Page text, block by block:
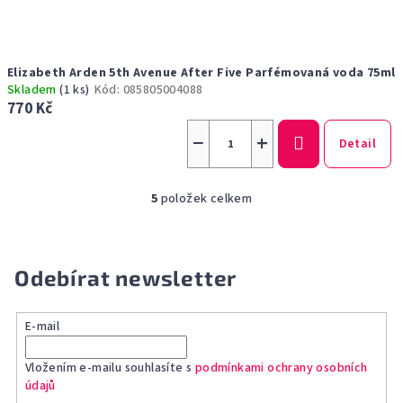
Elizabeth Arden 5th Avenue After Five Parfémovaná voda 75ml
Skladem(1 ks) Kód: 085805004088
770 Kč
+
− Detail
O
á
d
a
p
5 položek celkem
Odebírat newsletter
E-mail
Vložením e-mailu souhlasíte s podmínkami ochrany osobních
údajů